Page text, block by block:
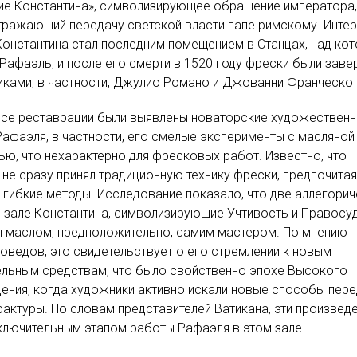
Константина», символизирующее обращение
передачу светской власти папе римскому.
стал последним помещением в Станцах, над
и после его смерти в 1520 году фрески были
в частности, Джулио Романо и Джованни Франческо
реставрации были выявлены новаторские
в частности, его смелые эксперименты с масляной
что нехарактерно для фресковых работ. Известно, что
сразу принял традиционную технику фрески, предпочитая
методы. Исследование показало, что две
Константина, символизирующие Учтивость и
маслом, предположительно, самим мастером. По мнению
это свидетельствует о его стремлении к новым
средствам, что было свойственно эпохе Высокого
когда художники активно искали новые способы
По словам представителей Ватикана, эти
этапом работы Рафаэля в этом зале.